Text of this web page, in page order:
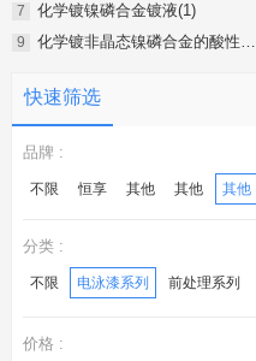
化学镀镍磷合金镀液(1)
化学镀非晶态镍磷合金的酸性镀液
快速筛选
品牌 :
不限 恒享 其他 其他 其他
分类 :
不限 电泳漆系列 前处理系列
后处理系列
价格 :